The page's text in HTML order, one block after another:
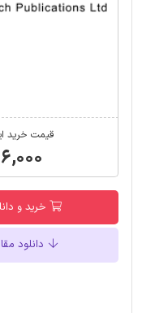
قیمت خرید
خرید و
دانلود